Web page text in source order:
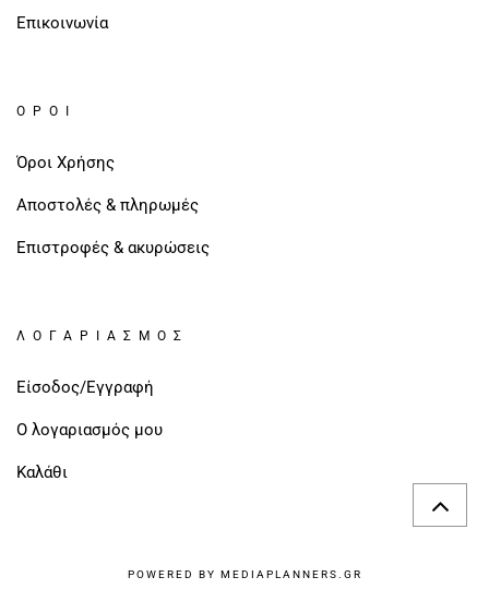
Επικοινωνία
ΌΡΟΙ
Όροι Χρήσης
Αποστολές & πληρωμές
Επιστροφές & ακυρώσεις
ΛΟΓΑΡΙΑΣΜΌΣ
Είσοδος/Εγγραφή
Ο λογαριασμός μου
Καλάθι
POWERED BY MEDIAPLANNERS.GR